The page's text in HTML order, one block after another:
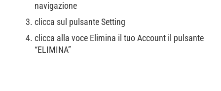
navigazione
clicca sul pulsante Setting
clicca alla voce Elimina il tuo Account il pulsante
“ELIMINA”